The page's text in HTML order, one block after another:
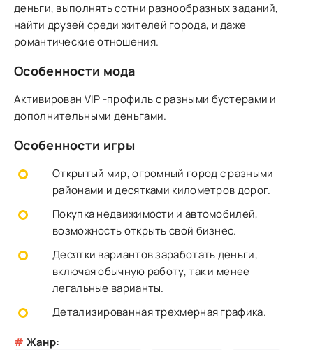
деньги, выполнять сотни разнообразных заданий,
найти друзей среди жителей города, и даже
романтические отношения.
Особенности мода
Активирован VIP -профиль с разными бустерами и
дополнительными деньгами.
Особенности игры
Открытый мир, огромный город с разными
районами и десятками километров дорог.
Покупка недвижимости и автомобилей,
возможность открыть свой бизнес.
Десятки вариантов заработать деньги,
включая обычную работу, так и менее
легальные варианты.
Детализированная трехмерная графика.
# Жанр: